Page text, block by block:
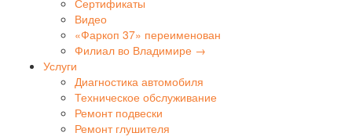
Сертификаты
Видео
«Фаркоп 37» переименован
Филиал во Владимире →
Услуги
Диагностика автомобиля
Техническое обслуживание
Ремонт подвески
Ремонт глушителя